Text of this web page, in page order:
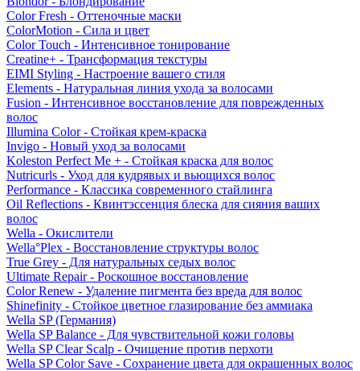
Color Fresh - Оттеночные маски
ColorMotion - Сила и цвет
Color Touch - Интенсивное тонирование
Creatine+ - Трансформация текстуры
EIMI Styling - Настроение вашего стиля
Elements - Натуральная линия ухода за волосами
Fusion - Интенсивное восстановление для поврежденных
волос
Illumina Color - Стойкая крем-краска
Invigo - Новый уход за волосами
Koleston Perfect Me + - Стойкая краска для волос
Nutricurls - Уход для кудрявых и вьющихся волос
Performance - Классика современного стайлинга
Oil Reflections - Квинтэссенция блеска для сияния ваших
волос
Wella - Окислители
Wella°Plex - Восстановление структуры волос
True Grey - Для натуральных седых волос
Ultimate Repair - Роскошное восстановление
Color Renew - Удаление пигмента без вреда для волос
Shinefinity - Стойкое цветное глазирование без аммиака
Wella SP (Германия)
Wella SP Balance - Для чувствительной кожи головы
Wella SP Clear Scalp - Очищение против перхоти
Wella SP Color Save - Сохранение цвета для окрашенных волос